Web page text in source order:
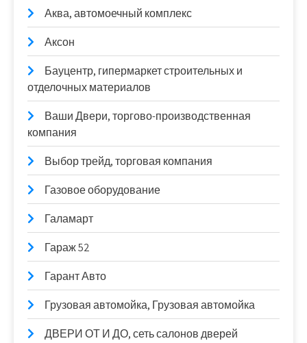
Аква, автомоечный комплекс
Аксон
Бауцентр, гипермаркет строительных и
отделочных материалов
Ваши Двери, торгово-производственная
компания
Выбор трейд, торговая компания
Газовое оборудование
Галамарт
Гараж 52
Гарант Авто
Грузовая автомойка, Грузовая автомойка
ДВЕРИ ОТ И ДО, сеть салонов дверей